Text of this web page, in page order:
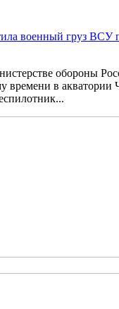
военный груз ВСУ
обороны
времени в акватории